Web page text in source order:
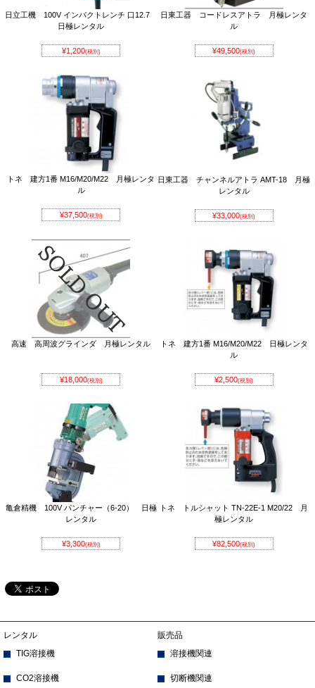
日立工機 100V インパクトレンチ 口12.7
日極レンタル
¥1,200(税別)
日東工器 コードレスアトラ 月極レンタ
ル
¥49,500(税別)
トネ 建方1番 M16/M20/M22 月極レンタ
ル
¥37,500(税別)
日東工器 チャンネルアトラ AMT-18 月極
レンタル
¥33,000(税別)
高速 高周波グラインダ 月極レンタル
¥18,000(税別)
トネ 建方1番 M16/M20/M22 日極レンタ
ル
¥2,500(税別)
亀倉精機 100V パンチャー（6-20） 日極
レンタル
¥3,300(税別)
トネ トルシャット TN-22E-1 M20/22 月
極レンタル
¥82,500(税別)
レンタル
TIG溶接機
CO2溶接機
販売品
溶接機関連
切断機関連